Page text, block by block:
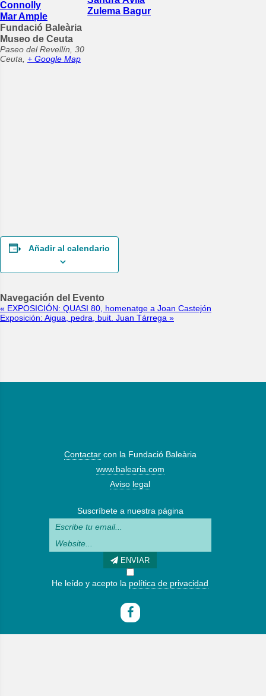
Connolly
Mar Ample
Zulema Bagur
Fundació Baleària
Museo de Ceuta
Paseo del Revellín, 30
Ceuta + Google Map
Añadir al calendario
Navegación del Evento
« EXPOSICIÓN: QUASI 80, homenatge a Joan Castejón
Exposición: Aigua, pedra, buit. Juan Tárrega »
Contactarcon la Fundació Baleària
www.balearia.com
Aviso legal
Suscríbete a nuestra página
ENVIAR
He leído y acepto la política de privacidad